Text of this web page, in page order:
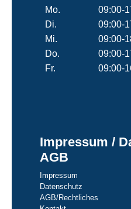
Mo.
09:00-
Di.
09:00-
Mi.
09:00-
Do.
09:00-
Fr.
09:00-
Impressum /
AGB
Impressum
Datenschutz
AGB/Rechtliches